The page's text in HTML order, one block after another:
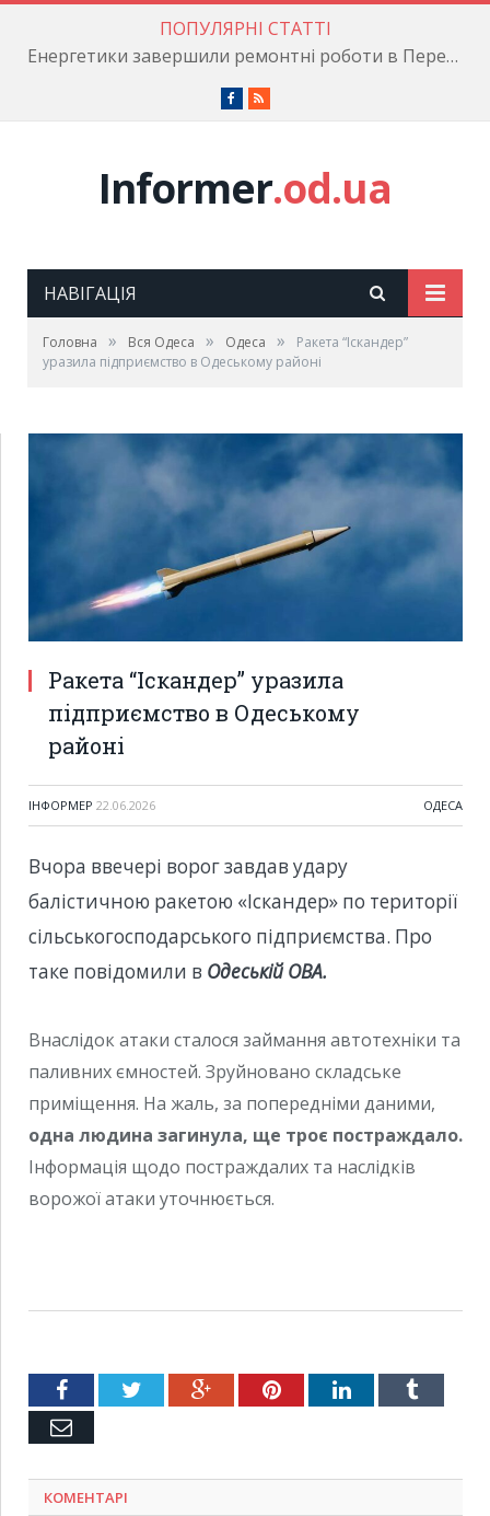
ПОПУЛЯРНІ СТАТТІ
Енергетики завершили ремонтні роботи в Пересипському районі
Facebook
RSS
Informer.od.ua
НАВІГАЦІЯ
Головна » Вся Одеса » Одеса »
Ракета “Іскандер”
уразила підприємство в Одеському районі
Ракета “Іскандер” уразила
підприємство в Одеському
районі
ІНФОРМЕР 22.06.2026 ОДЕСА
Вчора ввечері ворог завдав удару
балістичною ракетою «Іскандер» по території
сільськогосподарського підприємства. Про
таке повідомили в Одеській ОВА.
Внаслідок атаки сталося займання автотехніки та
паливних ємностей. Зруйновано складське
приміщення. На жаль, за попередніми даними,
одна людина загинула, ще троє постраждало.
Інформація щодо постраждалих та наслідків
ворожої атаки уточнюється.
FacebookTwitter Google+PinterestLinkedInTumblr
Емейл
КОМЕНТАРІ